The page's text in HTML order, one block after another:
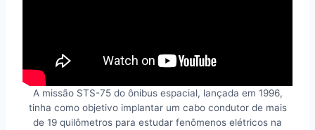
A missão STS-75 do ônibus espacial, lançada em 1996,
tinha como objetivo implantar um cabo condutor de mais
de 19 quilômetros para estudar fenômenos elétricos na